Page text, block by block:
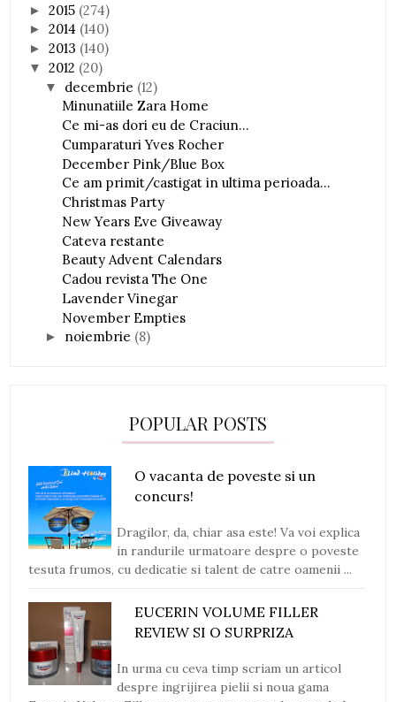
►2015 (274)
►2014 (140)
►2013 (140)
▼2012 (20)
▼ decembrie (12)
Minunatiile Zara Home
Ce mi-as dori eu de Craciun...
Cumparaturi Yves Rocher
December Pink/Blue Box
Ce am primit/castigat in ultima perioada...
Christmas Party
New Years Eve Giveaway
Cateva restante
Beauty Advent Calendars
Cadou revista The One
Lavender Vinegar
November Empties
► noiembrie (8)
POPULAR POSTS
O vacanta de poveste si un
concurs!
Dragilor, da, chiar asa este! Va voi explica
in randurile urmatoare despre o poveste
tesuta frumos, cu dedicatie si talent de catre oamenii ...
EUCERIN VOLUME FILLER
REVIEW SI O SURPRIZA
In urma cu ceva timp scriam un articol
despre ingrijirea pielii si noua gama